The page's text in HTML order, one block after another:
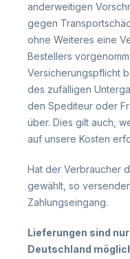
anderweitigen
gegen
ohne Weiteres eine
Bestellers
Versicherungspflicht
des zufälligen
den Spediteur oder
über. Dies gilt auch,
auf unsere Kosten
Hat der Verbraucher
gewählt, so
Zahlungseingang.
Lieferungen sind
Deutschland